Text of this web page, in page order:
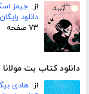
از: جیمز
دانلود
۷۳ صفحه
دانلود کتاب بت مولانا
از: هادی